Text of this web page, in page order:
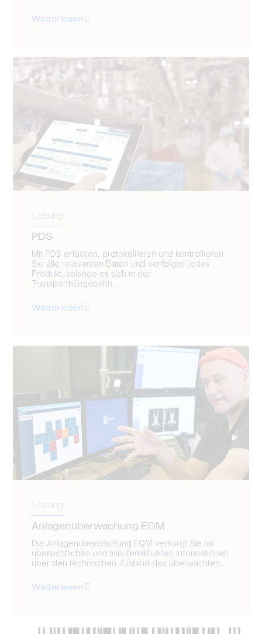
Weiterlesen
Lösung
PDS
Mit PDS erfassen, protokollieren und kontrollieren
Sie alle relevanten Daten und verfolgen jedes
Produkt, solange es sich in der
Transporthängebahn...
Weiterlesen
Lösung
Anlagenüberwachung EQM
Die Anlagenüberwachung EQM versorgt Sie mit
übersichtlichen und minutenaktuellen Informationen
über den technischen Zustand des überwachten...
Weiterlesen